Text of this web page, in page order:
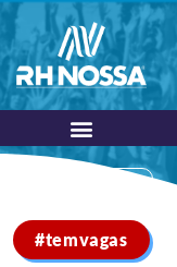
#temvagas